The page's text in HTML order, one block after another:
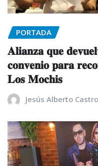
PORTADA
𝐀𝐥𝐢𝐚𝐧𝐳𝐚 𝐪𝐮𝐞
𝐜𝐨𝐧𝐯𝐞𝐧𝐢𝐨 𝐩𝐚𝐫𝐚
𝐋𝐨𝐬 𝐌𝐨𝐜𝐡𝐢𝐬
Jesús Alberto Castro